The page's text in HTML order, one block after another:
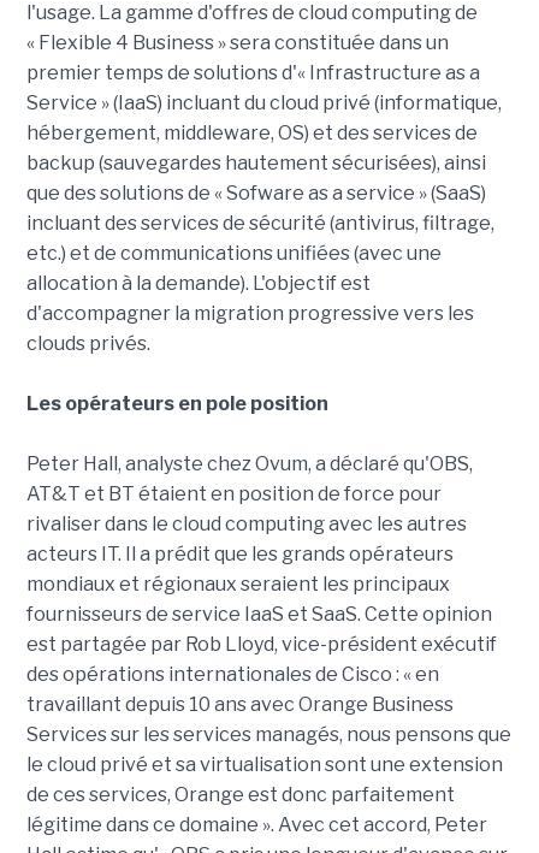
l'usage. La gamme d'offres de cloud computing de
« Flexible 4 Business » sera constituée dans un
premier temps de solutions d'« Infrastructure as a
Service » (IaaS) incluant du cloud privé (informatique,
hébergement, middleware, OS) et des services de
backup (sauvegardes hautement sécurisées), ainsi
que des solutions de « Sofware as a service » (SaaS)
incluant des services de sécurité (antivirus, filtrage,
etc.) et de communications unifiées (avec une
allocation à la demande). L'objectif est
d'accompagner la migration progressive vers les
clouds privés.
Les opérateurs en pole position
Peter Hall, analyste chez Ovum, a déclaré qu'OBS,
AT&T et BT étaient en position de force pour
rivaliser dans le cloud computing avec les autres
acteurs IT. Il a prédit que les grands opérateurs
mondiaux et régionaux seraient les principaux
fournisseurs de service IaaS et SaaS. Cette opinion
est partagée par Rob Lloyd, vice-président exécutif
des opérations internationales de Cisco : « en
travaillant depuis 10 ans avec Orange Business
Services sur les services managés, nous pensons que
le cloud privé et sa virtualisation sont une extension
de ces services, Orange est donc parfaitement
légitime dans ce domaine ». Avec cet accord, Peter